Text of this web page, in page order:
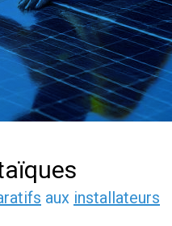
aux installateurs